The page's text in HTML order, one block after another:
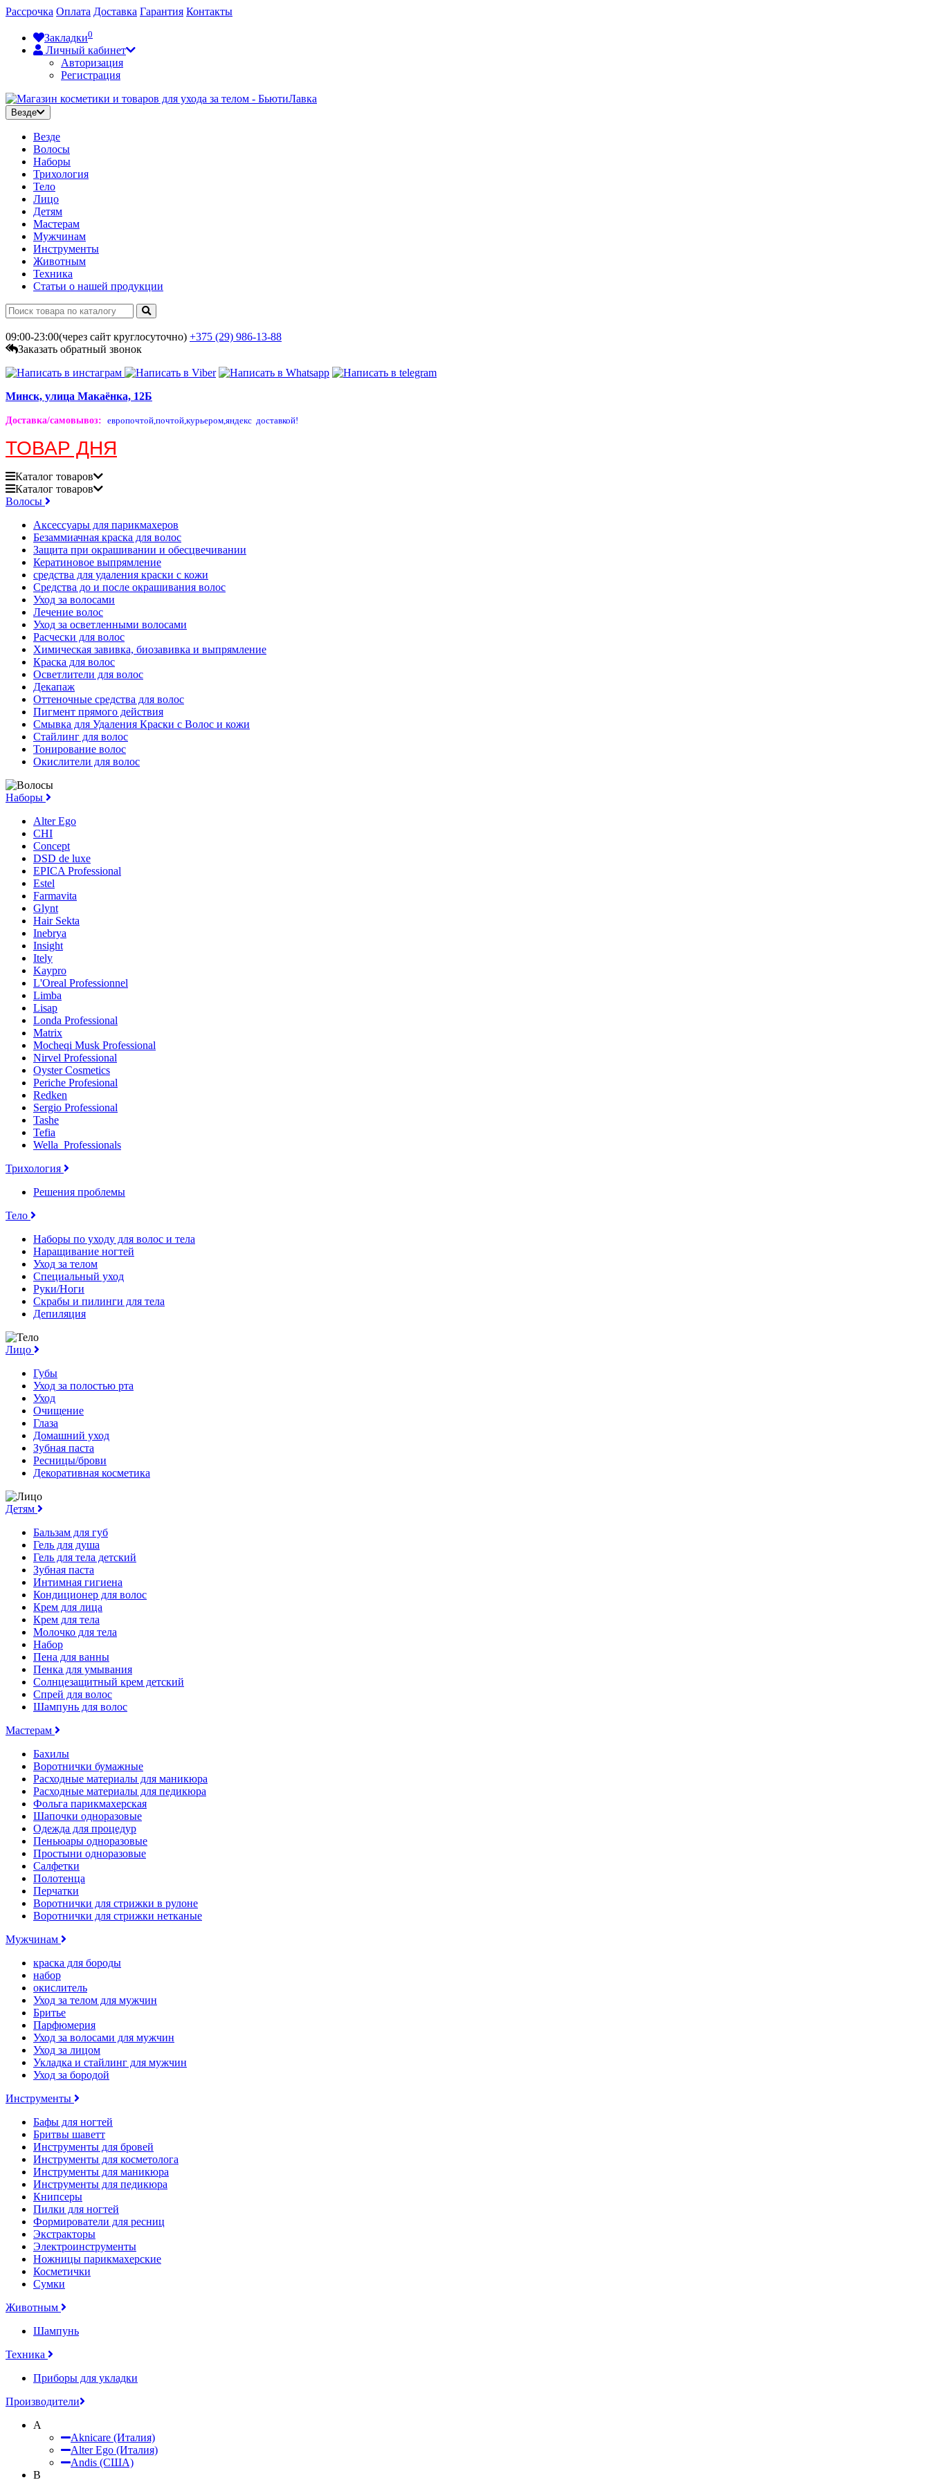
Рассрочка Оплата Доставка Гарантия Контакты
Закладки0
Личный кабинет
Авторизация
Регистрация
Везде
Везде
Волосы
Наборы
Трихология
Тело
Лицо
Детям
Мастерам
Мужчинам
Инструменты
Животным
Техника
Статьи о нашей продукции
09:00-23:00(через сайт круглосуточно) +375 (29) 986-13-88
Заказать обратный звонок
Минск, улица Макаёнка, 12Б
Доставка/самовывоз: европочтой,почтой,курьером,яндекс доставкой!
ТОВАР ДНЯ
Каталог товаров
Каталог товаров
Волосы
Аксессуары для парикмахеров
Безаммиачная краска для волос
Защита при окрашивании и обесцвечивании
Кератиновое выпрямление
средства для удаления краски с кожи
Средства до и после окрашивания волос
Уход за волосами
Лечение волос
Уход за осветленными волосами
Расчески для волос
Химическая завивка, биозавивка и выпрямление
Краска для волос
Осветлители для волос
Декапаж
Оттеночные средства для волос
Пигмент прямого действия
Смывка для Удаления Краски с Волос и кожи
Стайлинг для волос
Тонирование волос
Окислители для волос
Наборы
Alter Ego
CHI
Concept
DSD de luxe
EPICA Professional
Estel
Farmavita
Glynt
Hair Sekta
Inebrya
Insight
Itely
Kaypro
L'Oreal Professionnel
Limba
Lisap
Londa Professional
Matrix
Mocheqi Musk Professional
Nirvel Professional
Oyster Cosmetics
Periche Profesional
Redken
Sergio Professional
Tashe
Tefia
Wella_Professionals
Трихология
Решения проблемы
Тело
Наборы по уходу для волос и тела
Наращивание ногтей
Уход за телом
Специальный уход
Руки/Ноги
Скрабы и пилинги для тела
Депиляция
Лицо
Губы
Уход за полостью рта
Уход
Очищение
Глаза
Домашний уход
Зубная паста
Ресницы/брови
Декоративная косметика
Детям
Бальзам для губ
Гель для душа
Гель для тела детский
Зубная паста
Интимная гигиена
Кондиционер для волос
Крем для лица
Крем для тела
Молочко для тела
Набор
Пена для ванны
Пенка для умывания
Солнцезащитный крем детский
Спрей для волос
Шампунь для волос
Мастерам
Бахилы
Воротнички бумажные
Расходные материалы для маникюра
Расходные материалы для педикюра
Фольга парикмахерская
Шапочки одноразовые
Одежда для процедур
Пеньюары одноразовые
Простыни одноразовые
Салфетки
Полотенца
Перчатки
Воротнички для стрижки в рулоне
Воротнички для стрижки нетканые
Мужчинам
краска для бороды
набор
окислитель
Уход за телом для мужчин
Бритье
Парфюмерия
Уход за волосами для мужчин
Уход за лицом
Укладка и стайлинг для мужчин
Уход за бородой
Инструменты
Бафы для ногтей
Бритвы шаветт
Инструменты для бровей
Инструменты для косметолога
Инструменты для маникюра
Инструменты для педикюра
Книпсеры
Пилки для ногтей
Формирователи для ресниц
Экстракторы
Электроинструменты
Ножницы парикмахерские
Косметички
Сумки
Животным
Шампунь
Техника
Приборы для укладки
Производители
A
Aknicare (Италия)
Alter Ego (Италия)
Andis (США)
B